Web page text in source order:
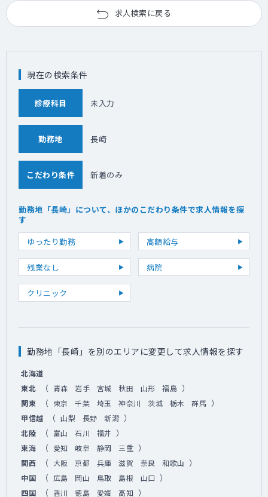
求人検索に戻る
現在の検索条件
診療科目 未入力
勤務地 長崎
こだわり条件 新着のみ
勤務地「長崎」について、ほかのこだわり条件で求人情報を探
す
ゆったり勤務
高額給与
残業なし 病院
クリニック
勤務地「長崎」を別のエリアに変更して求人情報を探す
北海道
東北
（ 青森 岩手 宮城 秋田 山形 福島 ）
関東 （ 東京 千葉 埼玉 神奈川 茨城 栃木 群馬 ）
甲信越 （ 山梨 長野 新潟 ）
北陸 （ 富山 石川 福井 ）
東海 （ 愛知 岐阜 静岡 三重 ）
関西 （ 大阪 京都 兵庫 滋賀 奈良 和歌山 ）
中国 （ 広島 岡山 鳥取 島根 山口 ）
四国 （ 香川 徳島 愛媛 高知 ）